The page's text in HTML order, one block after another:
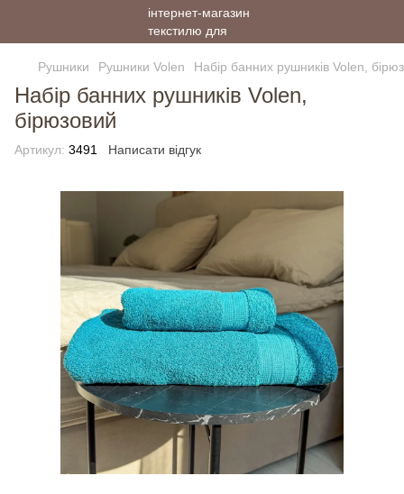
Рушники Рушники Volen Набір банних рушників Volen,
Набір банних рушників Volen,
бірюзовий
Артикул: 3491 Написати відгук